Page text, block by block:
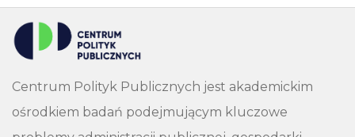
Centrum Polityk Publicznych jest akademickim
ośrodkiem badań podejmującym kluczowe